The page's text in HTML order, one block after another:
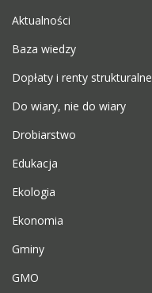
Aktualności
Baza wiedzy
Dopłaty i renty strukturalne
Do wiary, nie do wiary
Drobiarstwo
Edukacja
Ekologia
Ekonomia
Gminy
GMO